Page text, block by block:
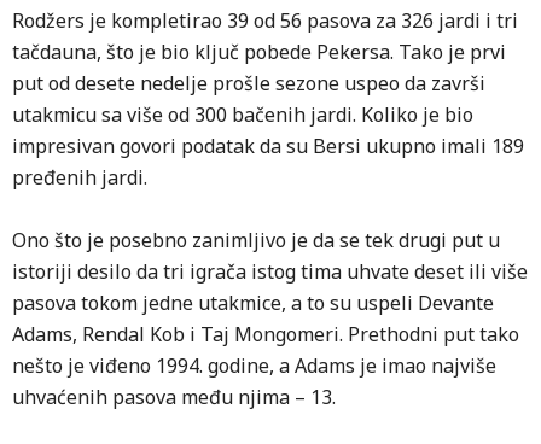
Rodžers je kompletirao 39 od 56 pasova za 326 jardi i tri
tačdauna, što je bio ključ pobede Pekersa. Tako je prvi
put od desete nedelje prošle sezone uspeo da završi
utakmicu sa više od 300 bačenih jardi. Koliko je bio
impresivan govori podatak da su Bersi ukupno imali 189
pređenih jardi.
Ono što je posebno zanimljivo je da se tek drugi put u
istoriji desilo da tri igrača istog tima uhvate deset ili više
pasova tokom jedne utakmice, a to su uspeli Devante
Adams, Rendal Kob i Taj Mongomeri. Prethodni put tako
nešto je viđeno 1994. godine, a Adams je imao najviše
uhvaćenih pasova među njima – 13.